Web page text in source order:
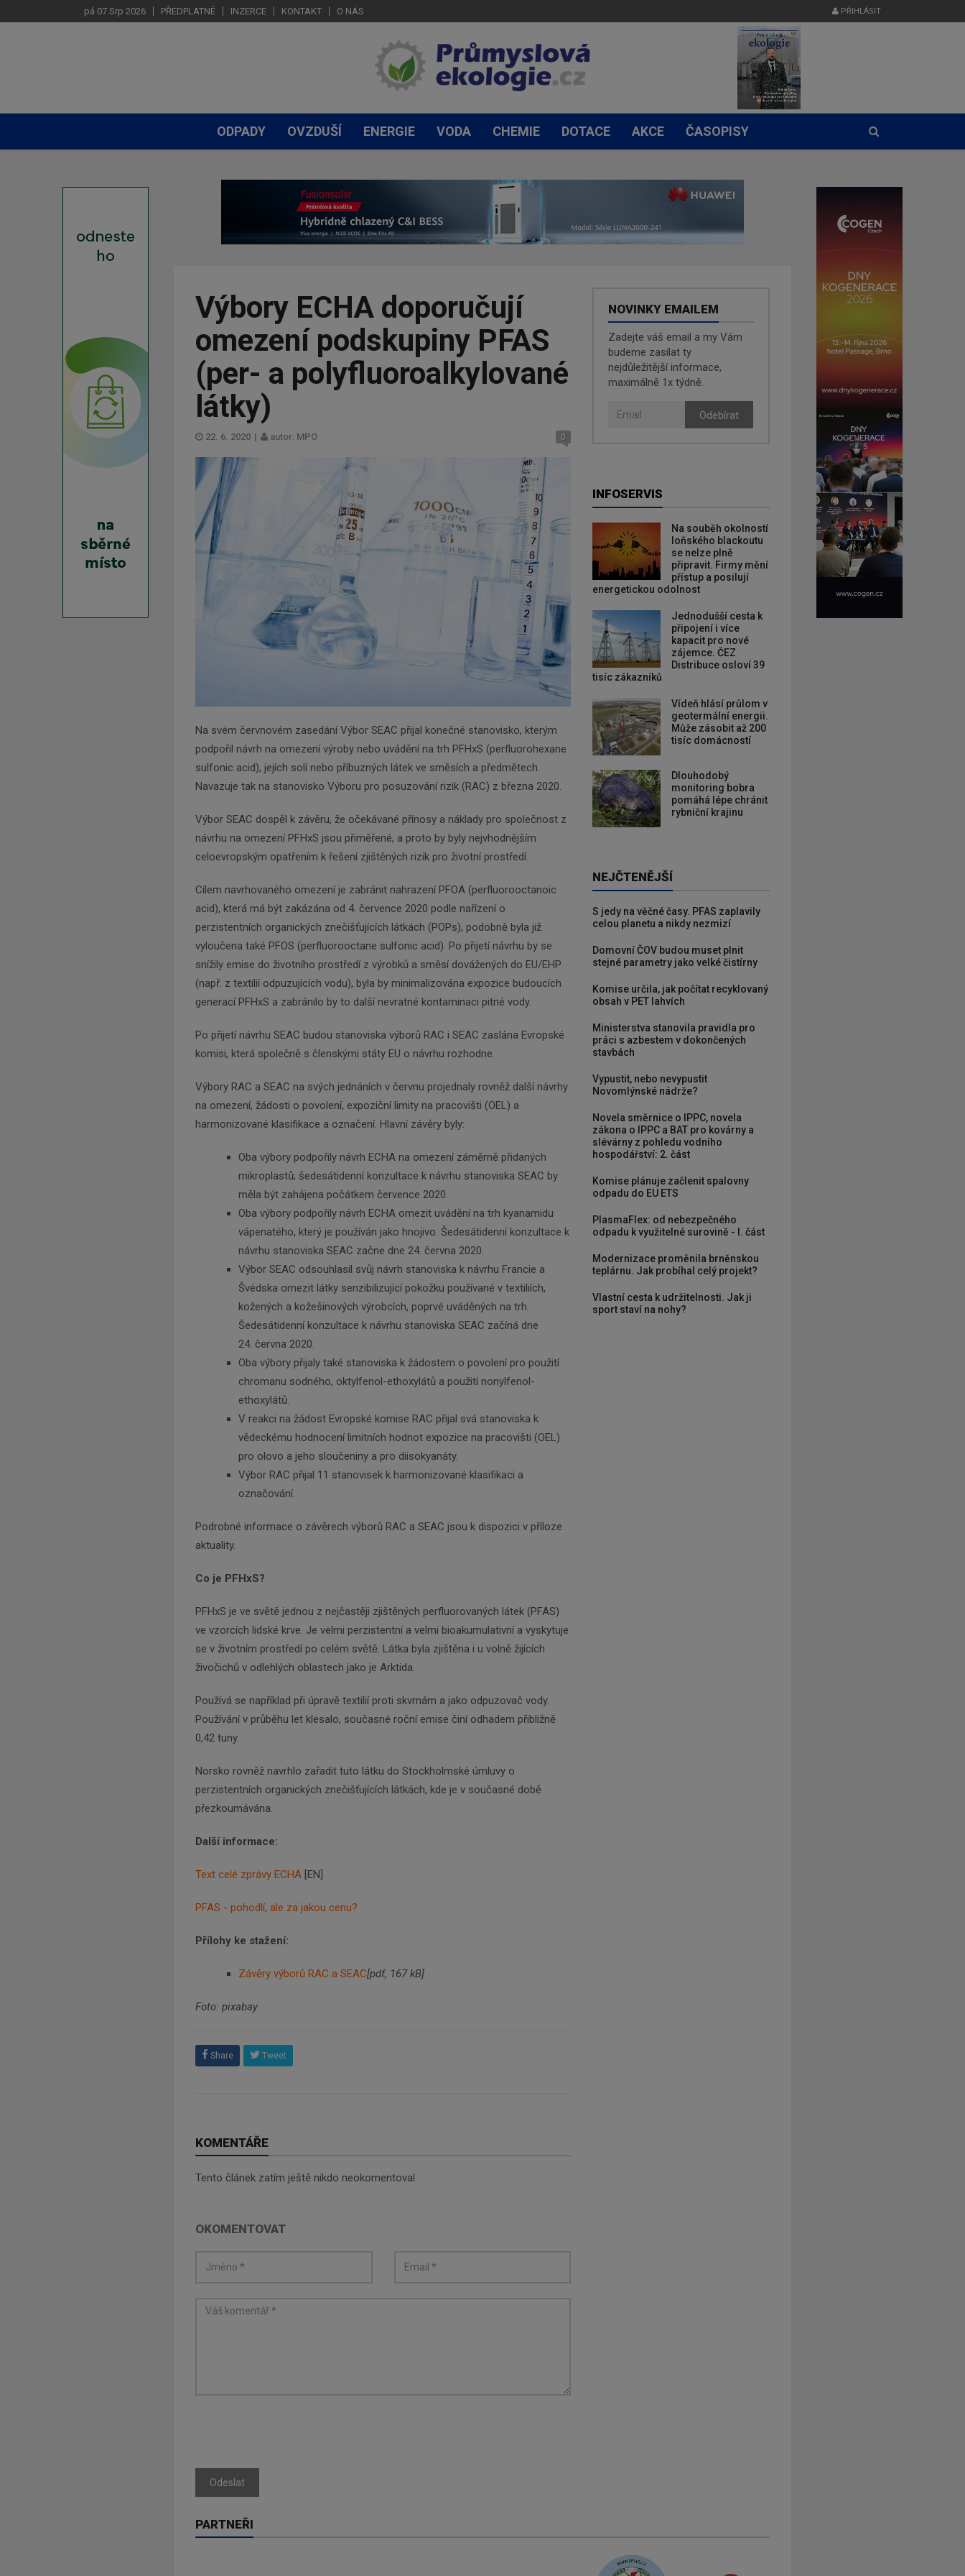
pá 07.Srp 2026 PŘEDPLATNÉ INZERCE KONTAKT O NÁS PŘIHLÁSIT
ODPADY OVZDUŠÍ ENERGIE VODA CHEMIE DOTACE AKCE ČASOPISY
Výbory ECHA doporučují
omezení podskupiny PFAS
(per- a polyfluoroalkylované
látky)
22. 6. 2020 | autor: MPO 0
Na svém červnovém zasedání Výbor SEAC přijal konečné stanovisko, kterým
podpořil návrh na omezení výroby nebo uvádění na trh PFHxS (perfluorohexane
sulfonic acid), jejích solí nebo příbuzných látek ve směsích a předmětech.
Navazuje tak na stanovisko Výboru pro posuzování rizik (RAC) z března 2020.
Výbor SEAC dospěl k závěru, že očekávané přínosy a náklady pro společnost z
návrhu na omezení PFHxS jsou přiměřené, a proto by byly nejvhodnějším
celoevropským opatřením k řešení zjištěných rizik pro životní prostředí.
Cílem navrhovaného omezení je zabránit nahrazení PFOA (perfluorooctanoic
acid), která má být zakázána od 4. července 2020 podle nařízení o
perzistentních organických znečišťujících látkách (POPs), podobně byla již
vyloučena také PFOS (perfluorooctane sulfonic acid). Po přijetí návrhu by se
snížily emise do životního prostředí z výrobků a směsí dovážených do EU/EHP
(např. z textilií odpuzujících vodu), byla by minimalizována expozice budoucích
generací PFHxS a zabránilo by to další nevratné kontaminaci pitné vody.
Po přijetí návrhu SEAC budou stanoviska výborů RAC i SEAC zaslána Evropské
komisi, která společně s členskými státy EU o návrhu rozhodne.
Výbory RAC a SEAC na svých jednáních v červnu projednaly rovněž další návrhy
na omezení, žádosti o povolení, expoziční limity na pracovišti (OEL) a
harmonizované klasifikace a označení. Hlavní závěry byly:
Oba výbory podpořily návrh ECHA na omezení záměrně přidaných
mikroplastů; šedesátidenní konzultace k návrhu stanoviska SEAC by
měla být zahájena počátkem července 2020.
Oba výbory podpořily návrh ECHA omezit uvádění na trh kyanamidu
vápenatého, který je používán jako hnojivo. Šedesátidenní konzultace k
návrhu stanoviska SEAC začne dne 24. června 2020.
Výbor SEAC odsouhlasil svůj návrh stanoviska k návrhu Francie a
Švédska omezit látky senzibilizující pokožku používané v textiliích,
kožených a kožešinových výrobcích, poprvé uváděných na trh.
Šedesátidenní konzultace k návrhu stanoviska SEAC začíná dne
24. června 2020.
Oba výbory přijaly také stanoviska k žádostem o povolení pro použití
chromanu sodného, oktylfenol-ethoxylátů a použití nonylfenol-
ethoxylátů.
V reakci na žádost Evropské komise RAC přijal svá stanoviska k
vědeckému hodnocení limitních hodnot expozice na pracovišti (OEL)
pro olovo a jeho sloučeniny a pro diisokyanáty.
Výbor RAC přijal 11 stanovisek k harmonizované klasifikaci a
označování.
Podrobné informace o závěrech výborů RAC a SEAC jsou k dispozici v příloze
aktuality.
Co je PFHxS?
PFHxS je ve světě jednou z nejčastěji zjištěných perfluorovaných látek (PFAS)
ve vzorcích lidské krve. Je velmi perzistentní a velmi bioakumulativní a vyskytuje
se v životním prostředí po celém světě. Látka byla zjištěna i u volně žijících
živočichů v odlehlých oblastech jako je Arktida.
Používá se například při úpravě textilií proti skvrnám a jako odpuzovač vody.
Používání v průběhu let klesalo, současné roční emise činí odhadem přibližně
0,42 tuny.
Norsko rovněž navrhlo zařadit tuto látku do Stockholmské úmluvy o
perzistentních organických znečišťujících látkách, kde je v současné době
přezkoumávána.
Další informace:
Text celé zprávy ECHA [EN]
PFAS - pohodlí, ale za jakou cenu?
Přílohy ke stažení:
Závěry výborů RAC a SEAC[pdf, 167 kB]
Foto: pixabay
Share Tweet
KOMENTÁŘE
Tento článek zatím ještě nikdo neokomentoval.
OKOMENTOVAT
Odeslat
NOVINKY EMAILEM
Zadejte váš email a my Vám
budeme zasílat ty
nejdůležitější informace,
maximálně 1x týdně.
Odebírat
INFOSERVIS
Na souběh okolností
loňského blackoutu
se nelze plně
připravit. Firmy mění
přístup a posilují
energetickou odolnost
Jednodušší cesta k
připojení i více
kapacit pro nové
zájemce. ČEZ
Distribuce osloví 39
tisíc zákazníků
Vídeň hlásí průlom v
geotermální energii.
Může zásobit až 200
tisíc domácností
Dlouhodobý
monitoring bobra
pomáhá lépe chránit
rybniční krajinu
NEJČTENĚJŠÍ
S jedy na věčné časy. PFAS zaplavily
celou planetu a nikdy nezmizí
Domovní ČOV budou muset plnit
stejné parametry jako velké čistírny
Komise určila, jak počítat recyklovaný
obsah v PET lahvích
Ministerstva stanovila pravidla pro
práci s azbestem v dokončených
stavbách
Vypustit, nebo nevypustit
Novomlýnské nádrže?
Novela směrnice o IPPC, novela
zákona o IPPC a BAT pro kovárny a
slévárny z pohledu vodního
hospodářství: 2. část
Komise plánuje začlenit spalovny
odpadu do EU ETS
PlasmaFlex: od nebezpečného
odpadu k využitelné surovině - I. část
Modernizace proměnila brněnskou
teplárnu. Jak probíhal celý projekt?
Vlastní cesta k udržitelnosti. Jak ji
sport staví na nohy?
PARTNEŘI
Newsletter
nejdůležitější informace, maximálně 1x týdně.